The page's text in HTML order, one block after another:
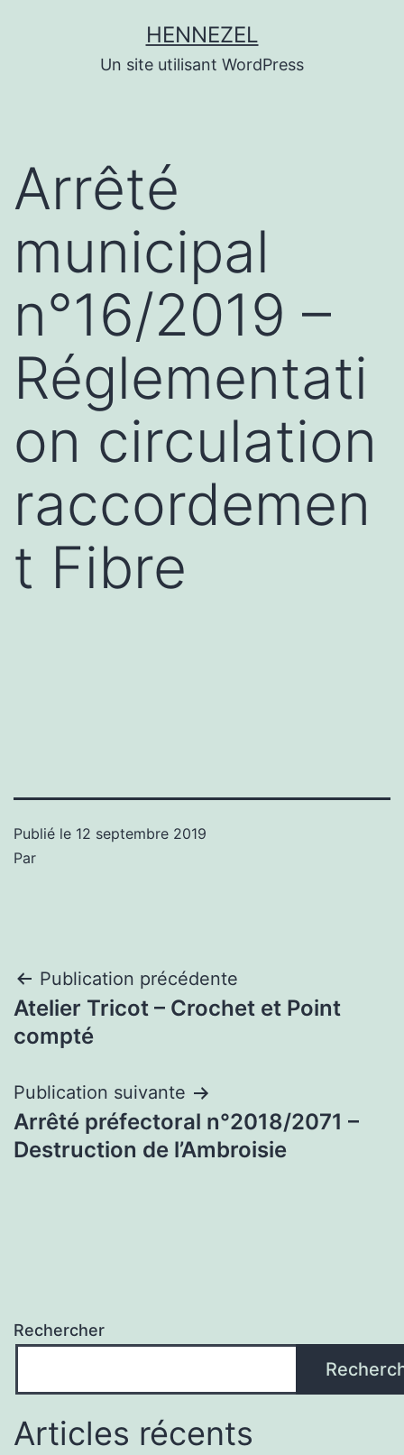
HENNEZEL
Un site utilisant WordPress
Arrêté
municipal
n°16/2019 –
Réglementati
on circulation
raccordemen
t Fibre
Publié le 12 septembre 2019
Par
Navigation
de
Publication précédente
Atelier Tricot – Crochet et Point
compté
Publication suivante
Arrêté préfectoral n°2018/2071 –
Destruction de l’Ambroisie
Rechercher
Articles récents